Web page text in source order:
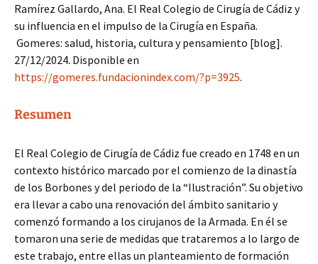
Ramírez Gallardo, Ana. El Real Colegio de Cirugía de Cádiz y
su influencia en el impulso de la Cirugía en España.
Gomeres: salud, historia, cultura y pensamiento [blog].
27/12/2024. Disponible en
https://gomeres.fundacionindex.com/?p=3925.
Resumen
El Real Colegio de Cirugía de Cádiz fue creado en 1748 en un
contexto histórico marcado por el comienzo de la dinastía
de los Borbones y del periodo de la “Ilustración”. Su objetivo
era llevar a cabo una renovación del ámbito sanitario y
comenzó formando a los cirujanos de la Armada. En él se
tomaron una serie de medidas que trataremos a lo largo de
este trabajo, entre ellas un planteamiento de formación